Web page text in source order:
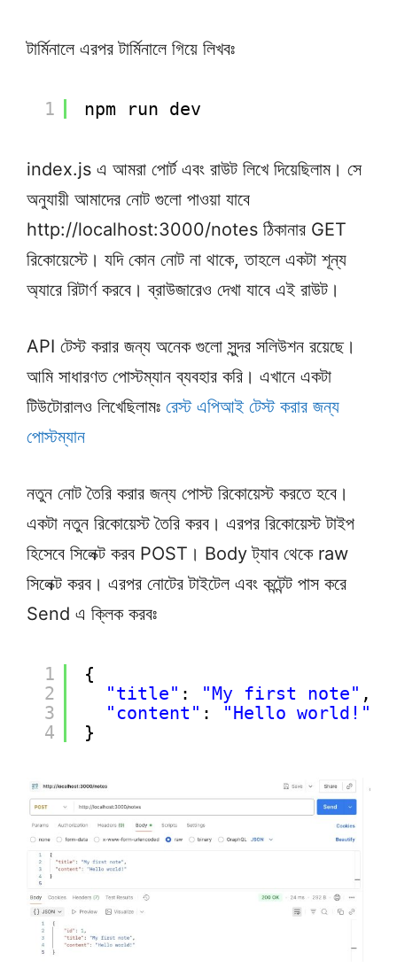
টার্মিনালে এরপর টার্মিনালে গিয়ে লিখবঃ
1 npm run dev
index.js এ আমরা পোর্ট এবং রাউট লিখে দিয়েছিলাম। সে
অনুযায়ী আমাদের নোট গুলো পাওয়া যাবে
http://localhost:3000/notes ঠিকানার GET
রিকোয়েস্টে। যদি কোন নোট না থাকে, তাহলে একটা শূন্য
অ্যারে রিটার্ণ করবে। ব্রাউজারেও দেখা যাবে এই রাউট।
API টেস্ট করার জন্য অনেক গুলো সুন্দর সলিউশন রয়েছে।
আমি সাধারণত পোস্টম্যান ব্যবহার করি। এখানে একটা
টিউটোরালও লিখেছিলামঃ রেস্ট এপিআই টেস্ট করার জন্য
পোস্টম্যান
নতুন নোট তৈরি করার জন্য পোস্ট রিকোয়েস্ট করতে হবে।
একটা নতুন রিকোয়েস্ট তৈরি করব। এরপর রিকোয়েস্ট টাইপ
হিসেবে সিলেক্ট করব POST। Body ট্যাব থেকে raw
সিলেক্ট করব। এরপর নোটের টাইটেল এবং কন্টেন্ট পাস করে
Send এ ক্লিক করবঃ
1
2
3
4
{
"title" : "My first note" ,
"content" :
"Hello world!"
}